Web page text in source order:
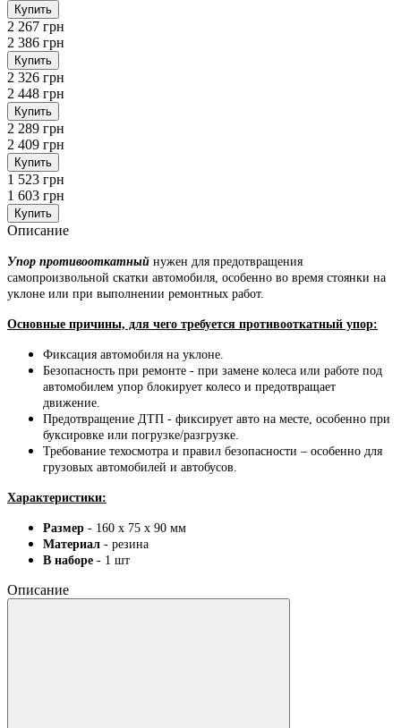
Купить
2 267 грн
2 386 грн
Купить
2 326 грн
2 448 грн
Купить
2 289 грн
2 409 грн
Купить
1 523 грн
1 603 грн
Купить
Описание
Упор противооткатный нужен для предотвращения
самопроизвольной скатки автомобиля, особенно во время стоянки на
уклоне или при выполнении ремонтных работ.
Основные причины, для чего требуется противооткатный упор:
Фиксация автомобиля на уклоне.
Безопасность при ремонте - при замене колеса или работе под
автомобилем упор блокирует колесо и предотвращает
движение.
Предотвращение ДТП - фиксирует авто на месте, особенно при
буксировке или погрузке/разгрузке.
Требование техосмотра и правил безопасности – особенно для
грузовых автомобилей и автобусов.
Характеристики:
Размер - 160 х 75 х 90 мм
Материал - резина
В наборе - 1 шт
Описание